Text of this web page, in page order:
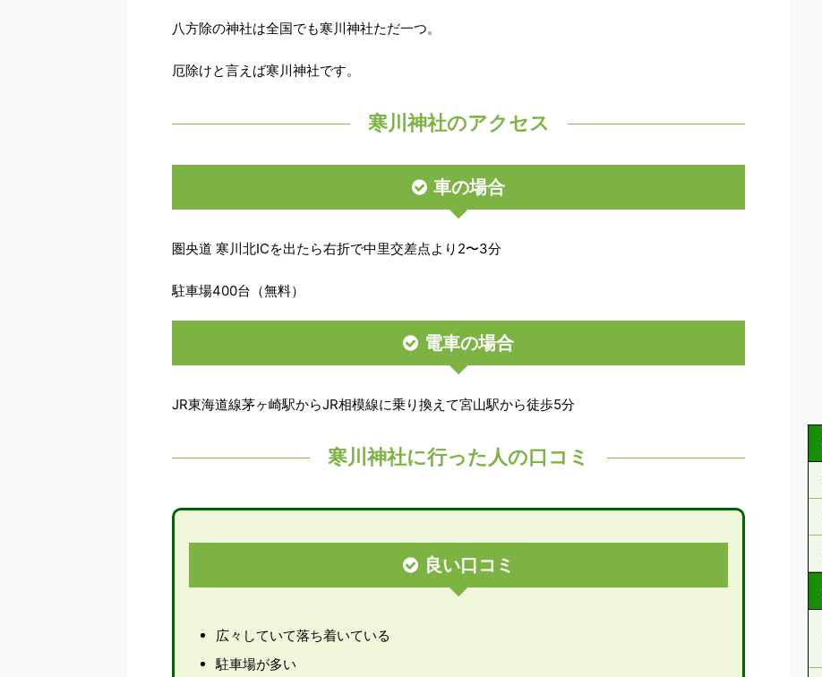
八方除の神社は全国でも寒川神社ただ一つ。
厄除けと言えば寒川神社です。
寒川神社のアクセス
車の場合
圏央道 寒川北ICを出たら右折で中里交差点より2〜3分
駐車場400台（無料）
電車の場合
JR東海道線茅ヶ崎駅からJR相模線に乗り換えて宮山駅から徒歩5分
寒川神社に行った人の口コミ
良い口コミ
広々していて落ち着いている
駐車場が多い